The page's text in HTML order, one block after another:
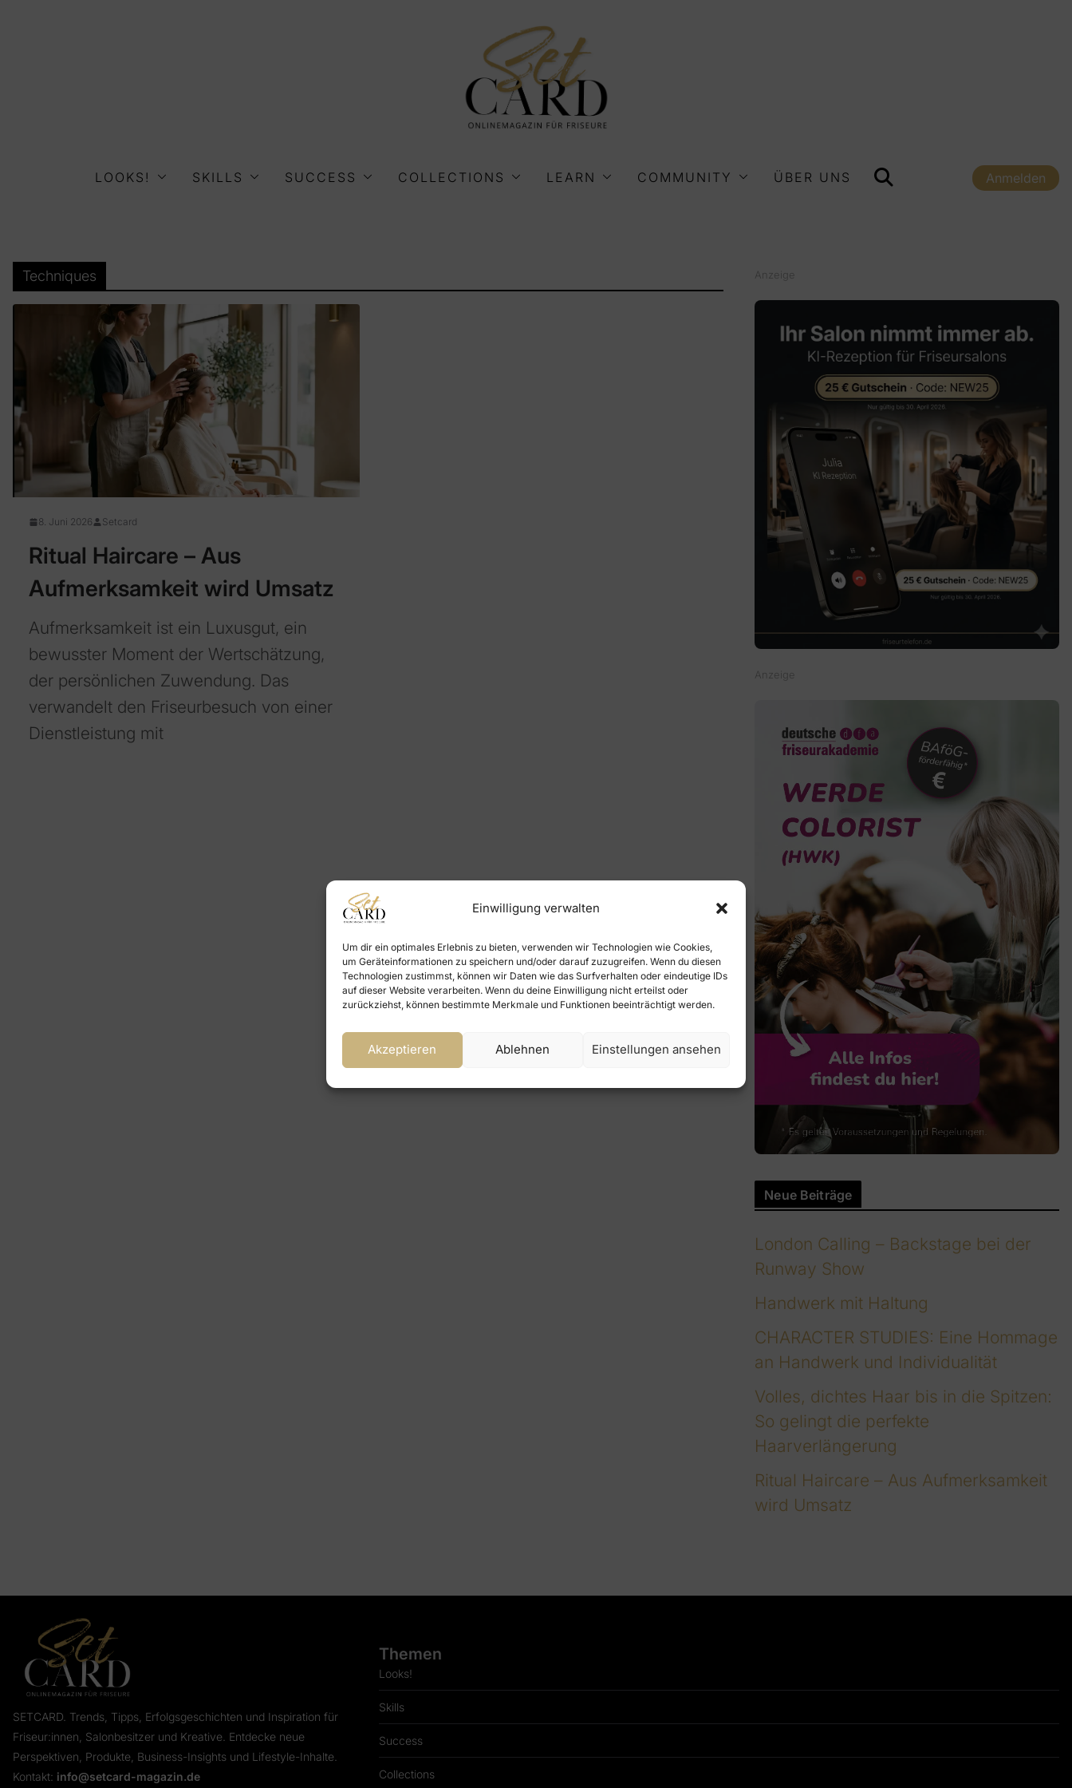
Einwilligung verwalten
Um dir ein optimales Erlebnis zu bieten, verwenden wir Technologien wie Cookies,
um Geräteinformationen zu speichern und/oder darauf zuzugreifen. Wenn du diesen
Technologien zustimmst, können wir Daten wie das Surfverhalten oder eindeutige IDs
auf dieser Website verarbeiten. Wenn du deine Einwilligung nicht erteilst oder
zurückziehst, können bestimmte Merkmale und Funktionen beeinträchtigt werden.
Akzeptieren Ablehnen Einstellungen ansehen
LOOKS! SKILLS SUCCESS COLLECTIONS LEARN COMMUNITY ÜBER UNS Anmelden
Techniques
8. Juni 2026 Setcard
Ritual Haircare – Aus
Aufmerksamkeit wird Umsatz
Aufmerksamkeit ist ein Luxusgut, ein
bewusster Moment der Wertschätzung,
der persönlichen Zuwendung. Das
verwandelt den Friseurbesuch von einer
Dienstleistung mit
Anzeige
Anzeige
Neue Beiträge
London Calling – Backstage bei der
Runway Show
Handwerk mit Haltung
CHARACTER STUDIES: Eine Hommage
an Handwerk und Individualität
Volles, dichtes Haar bis in die Spitzen:
So gelingt die perfekte
Haarverlängerung
Ritual Haircare – Aus Aufmerksamkeit
wird Umsatz
SETCARD. Trends, Tipps, Erfolgsgeschichten und Inspiration für
Friseur:innen, Salonbesitzer und Kreative. Entdecke neue
Perspektiven, Produkte, Business-Insights und Lifestyle-Inhalte.
Kontakt: info@setcard-magazin.de
Themen
Looks!
Skills
Success
Collections